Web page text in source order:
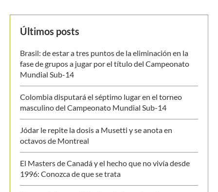
Brasil: de estar a tres puntos de la eliminación en la
fase de grupos a jugar por el título del Campeonato
Mundial Sub-14
Colombia disputará el séptimo lugar en el torneo
masculino del Campeonato Mundial Sub-14
Jódar le repite la dosis a Musetti y se anota en
octavos de Montreal
El Masters de Canadá y el hecho que no vivía desde
1996: Conozca de que se trata